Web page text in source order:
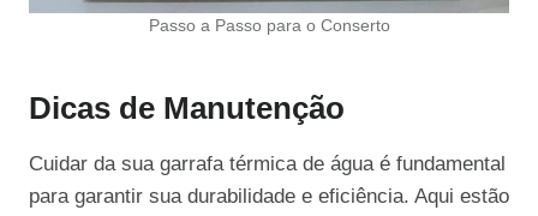
Passo a Passo para o Conserto
Dicas de Manutenção
Cuidar da sua garrafa térmica de água é fundamental
para garantir sua durabilidade e eficiência. Aqui estão